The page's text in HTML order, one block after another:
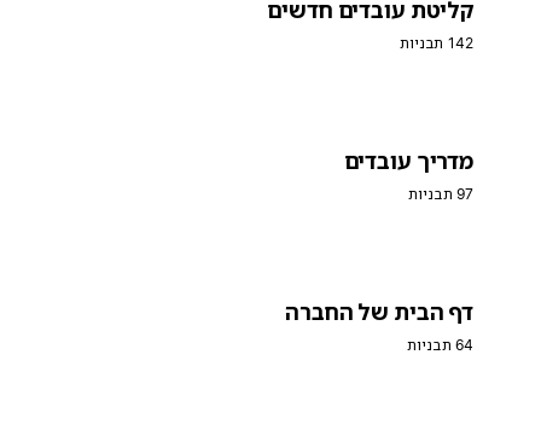
קליטת עובדים חדשים
142 תבניות
מדריך עובדים
97 תבניות
דף הבית של החברה
64 תבניות